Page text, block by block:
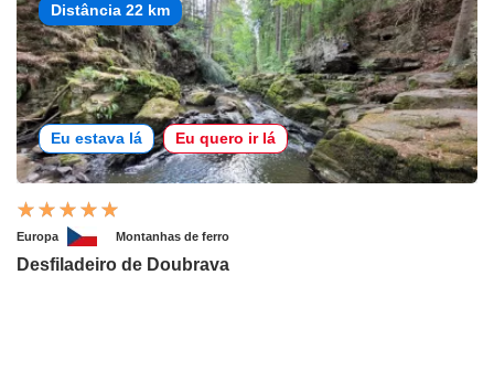
Distância 22 km
Eu estava lá Eu quero ir lá
Europa Montanhas de ferro
Desfiladeiro de Doubrava